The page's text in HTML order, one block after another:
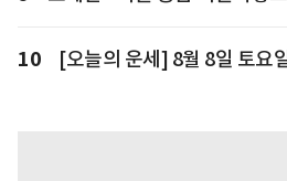
10 [오늘의 운세] 8월 8일 토요